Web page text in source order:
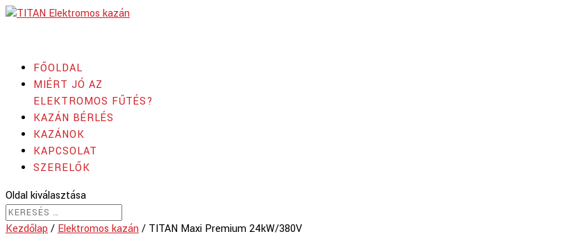
FŐOLDAL
MIÉRT JÓ AZ
ELEKTROMOS FŰTÉS?
KAZÁN BÉRLÉS
KAZÁNOK
KAPCSOLAT
SZERELŐK
Oldal kiválasztása
Kezdőlap / Elektromos kazán / TITAN Maxi Premium 24kW/380V